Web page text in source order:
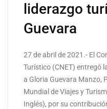
liderazgo
Guevara
27 de abril de 2021.- El
Turístico (CNET) entregó
a Gloria Guevara Manzo,
Mundial de Viajes y
Inglés), por su